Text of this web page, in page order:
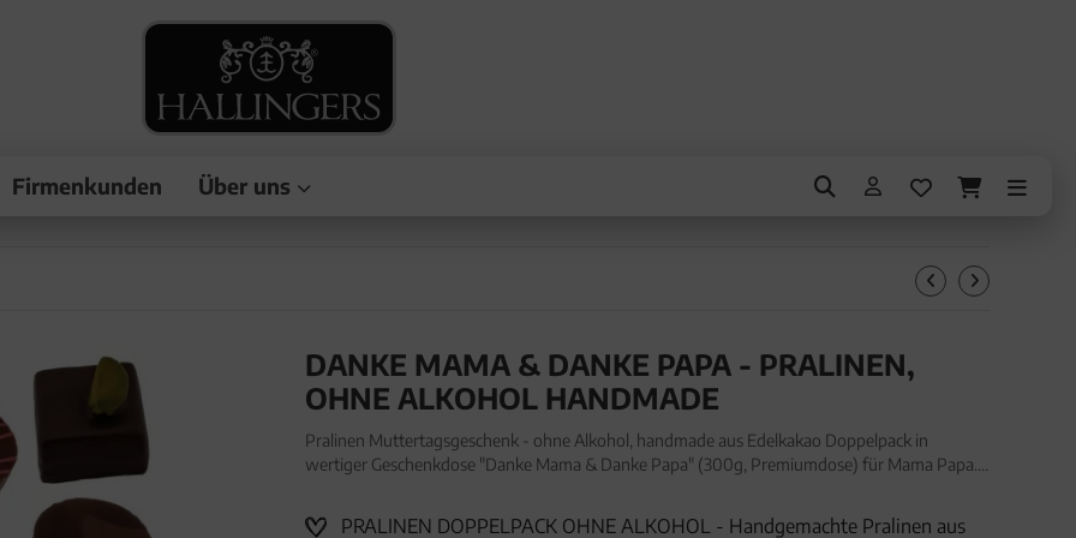
Firmenkunden Über uns
DANKE MAMA & DANKE PAPA - PRALINEN,
OHNE ALKOHOL HANDMADE
Pralinen Muttertagsgeschenk - ohne Alkohol, handmade aus Edelkakao Doppelpack in
wertiger Geschenkdose "Danke Mama & Danke Papa" (300g, Premiumdose) für Mama Papa.
wertiger G
PRALINEN DOPPELPACK OHNE ALKOHOL - Handgemachte Pralinen aus